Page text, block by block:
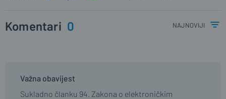
Komentari 0 najnoviji
Važna obavijest
Sukladno članku 94. Zakona o elektroničkim